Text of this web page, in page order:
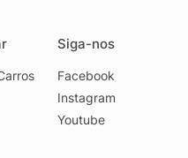
Siga-nos
Facebook
Instagram
Youtube